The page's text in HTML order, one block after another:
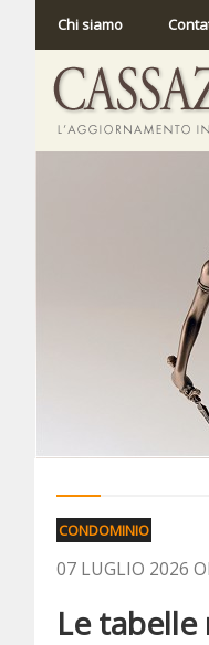
Chi siamo
CONDOMINIO
07 LUGLIO 2026
Le